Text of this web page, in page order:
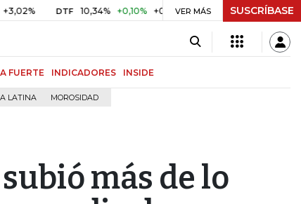
DTF 10,34% +0,10% +0,98% UVR $ 416,86 +$ 0,05
VER MÁS SUSCRÍBASE
FUERTE INDICADORES INSIDE
LATINA MOROSIDAD
más de lo